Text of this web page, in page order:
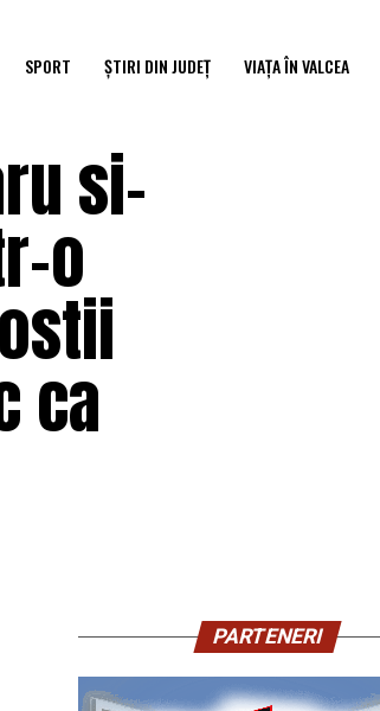
SPORT ȘTIRI DIN JUDEȚ VIAȚA ÎN VALCEA
si-
o
ca
PARTENERI